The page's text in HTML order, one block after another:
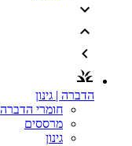
הדברה | גינון
חומרי הדברה
מרססים
גינון